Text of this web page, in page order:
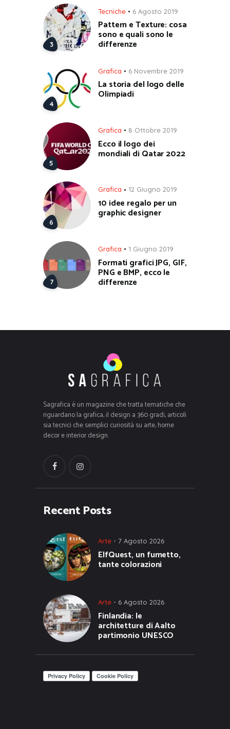
Tecniche 6 Agosto 2019
Pattern e Texture: cosa
sono e quali sono le
differenze
Grafica 6 Novembre 2019
La storia del logo delle
Olimpiadi
Grafica 8 Ottobre 2019
Ecco il logo dei
mondiali di Qatar 2022
Grafica 12 Giugno 2019
10 idee regalo per un
graphic designer
Grafica 1 Giugno 2019
Formati grafici JPG, GIF,
PNG e BMP, ecco le
differenze
Sagrafica è un magazine che tratta tematiche che
riguardano la grafica, il design a 360 gradi, articoli
sia tecnici che semplici curiosità su arte, home
decor e interior design.
Recent Posts
Arte 7 Agosto 2026
ElfQuest, un fumetto,
tante colorazioni
Arte 6 Agosto 2026
Finlandia: le
architetture di Aalto
partimonio UNESCO